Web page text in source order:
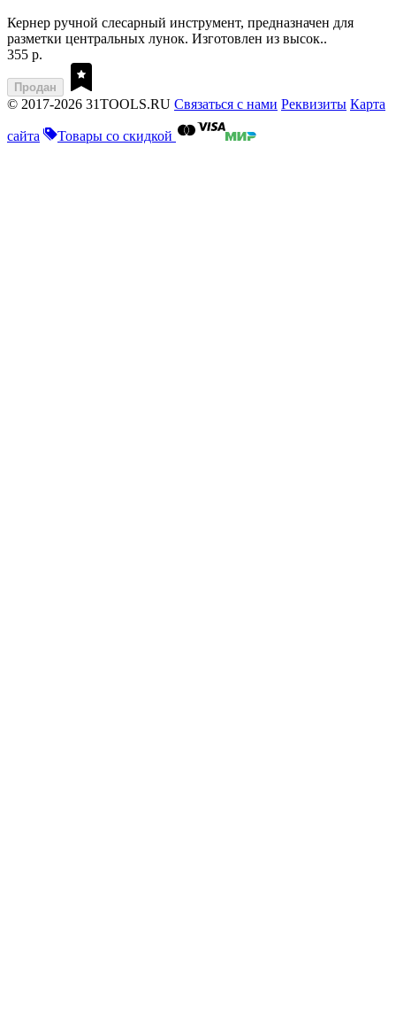
Кернер ручной слесарный инструмент, предназначен для
разметки центральных лунок. Изготовлен из высок..
355 р.
Продан
© 2017-2026 31TOOLS.RU Связаться с нами Реквизиты Карта
сайта Товары со скидкой